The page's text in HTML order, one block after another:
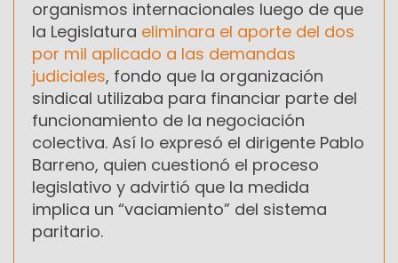
organismos internacionales luego de que
la Legislatura eliminara el aporte del dos
por mil aplicado a las demandas
judiciales, fondo que la organización
sindical utilizaba para financiar parte del
funcionamiento de la negociación
colectiva. Así lo expresó el dirigente Pablo
Barreno, quien cuestionó el proceso
legislativo y advirtió que la medida
implica un “vaciamiento” del sistema
paritario.